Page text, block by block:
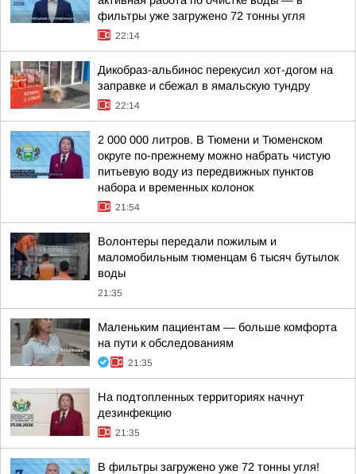
фильтры уже загружено 72 тонны угля
22:14
Дикобраз-альбинос перекусил хот-догом на
заправке и сбежал в ямальскую тундру
22:14
2 000 000 литров. В Тюмени и Тюменском
округе по-прежнему можно набрать чистую
питьевую воду из передвижных пунктов
набора и временных колонок
21:54
Волонтеры передали пожилым и
маломобильным тюменцам 6 тысяч бутылок
воды
21:35
Маленьким пациентам — больше комфорта
на пути к обследованиям
21:35
На подтопленных территориях начнут
дезинфекцию
21:35
В фильтры загружено уже 72 тонны угля!